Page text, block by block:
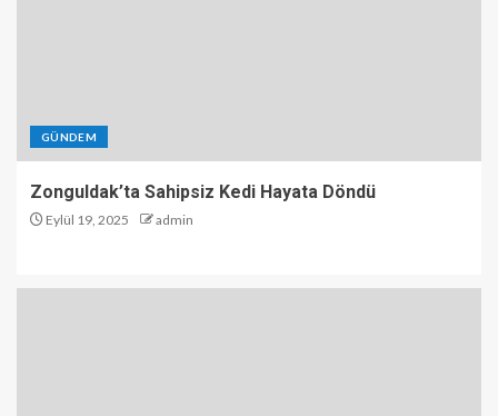
GÜNDEM
Zonguldak’ta Sahipsiz Kedi Hayata Döndü
Eylül 19, 2025 admin